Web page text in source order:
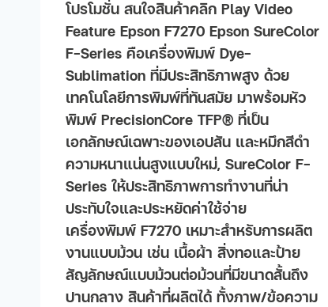
โปรโมชั่น สนใจสินค้าคลิก Play Video
Feature Epson F7270 Epson SureColor
F-Series คือเครื่องพิมพ์ Dye-
Sublimation ที่มีประสิทธิภาพสูง ด้วย
เทคโนโลยีการพิมพ์ที่ทันสมัย มาพร้อมหัว
พิมพ์ PrecisionCore TFP® ที่เป็น
เอกลักษณ์เฉพาะของเอปสัน และหมึกสีดำ
ความหนาแน่นสูงแบบใหม่, SureColor F-
Series ให้ประสิทธิภาพการทำงานที่น่า
ประทับใจและประหยัดค่าใช้จ่าย
เครื่องพิมพ์ F7270 เหมาะสำหรับการผลิต
งานแบบม้วน เช่น เนื้อผ้า สิ่งทอและป้าย
สัญลักษณ์แบบม้วนต่อม้วนที่มีขนาดสั้นถึง
ปานกลาง สินค้าที่ผลิตได้ ทั้งภาพ/ข้อความ